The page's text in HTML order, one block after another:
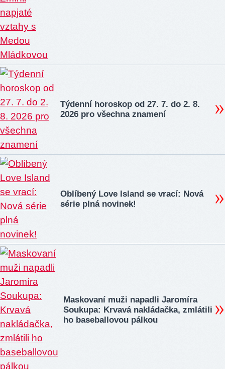
Týdenní horoskop od 27. 7. do 2. 8.
2026 pro všechna znamení
Oblíbený Love Island se vrací: Nová
série plná novinek!
Maskovaní muži napadli Jaromíra
Soukupa: Krvavá nakládačka, zmlátili
ho baseballovou pálkou